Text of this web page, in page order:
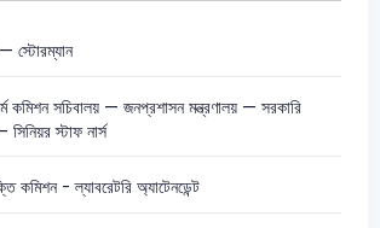
— স্টোরম্যান
কমিশন সচিবালয় — জনপ্রশাসন মন্ত্রণালয় — সরকারি
সিনিয়র স্টাফ নার্স
কমিশন - ল্যাবরেটরি অ্যাটেনডেন্ট